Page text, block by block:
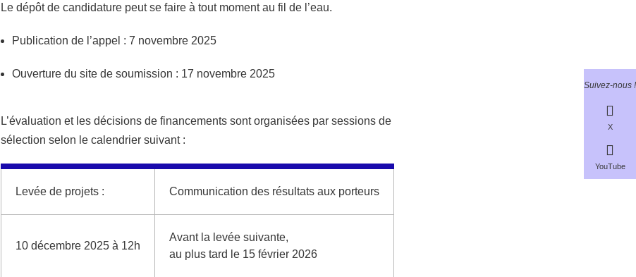
Suivez-nous !
X
YouTube
Le dépôt de candidature peut se faire à tout moment au fil de l’eau.
Publication de l’appel : 7 novembre 2025
Ouverture du site de soumission : 17 novembre 2025
L’évaluation et les décisions de financements sont organisées par sessions de
sélection selon le calendrier suivant :
Levée de projets : Communication des résultats aux porteurs
10 décembre 2025 à 12h
Avant la levée suivante,
au plus tard le 15 février 2026